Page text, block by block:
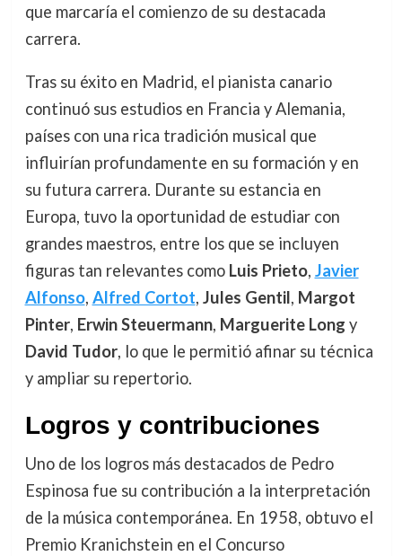
que marcaría el comienzo de su destacada
carrera.
Tras su éxito en Madrid, el pianista canario
continuó sus estudios en Francia y Alemania,
países con una rica tradición musical que
influirían profundamente en su formación y en
su futura carrera. Durante su estancia en
Europa, tuvo la oportunidad de estudiar con
grandes maestros, entre los que se incluyen
figuras tan relevantes como Luis Prieto, Javier
Alfonso, Alfred Cortot, Jules Gentil, Margot
Pinter, Erwin Steuermann, Marguerite Long y
David Tudor, lo que le permitió afinar su técnica
y ampliar su repertorio.
Logros y contribuciones
Uno de los logros más destacados de Pedro
Espinosa fue su contribución a la interpretación
de la música contemporánea. En 1958, obtuvo el
Premio Kranichstein en el Concurso